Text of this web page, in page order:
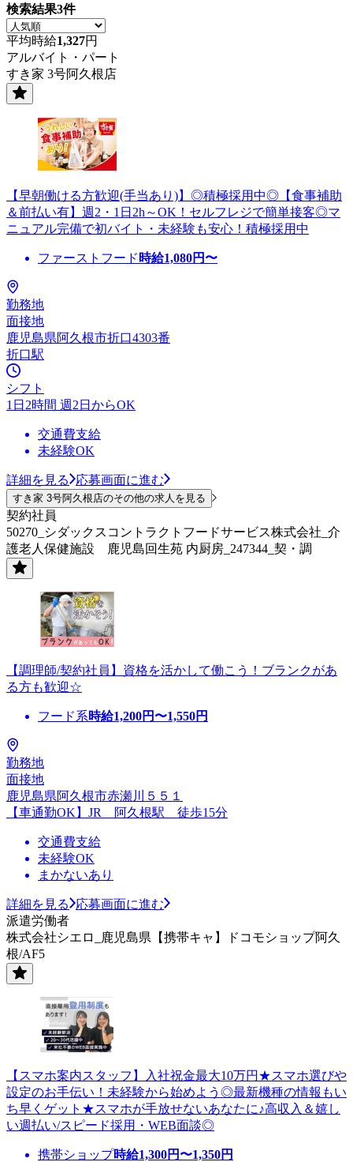
検索結果3件
平均時給1,327円
アルバイト・パート
すき家 3号阿久根店
【早朝働ける方歓迎(手当あり)】◎積極採用中◎【食事補助
＆前払い有】週2・1日2h～OK！セルフレジで簡単接客◎マ
ニュアル完備で初バイト・未経験も安心！積極採用中
ファーストフード 時給1,080円〜
勤務地
面接地
鹿児島県阿久根市折口4303番
折口駅
シフト
1日2時間 週2日からOK
交通費支給
未経験OK
詳細を見る 応募画面に進む
すき家 3号阿久根店のその他の求人を見る
契約社員
50270_シダックスコントラクトフードサービス株式会社_介
護老人保健施設 鹿児島回生苑 内厨房_247344_契・調
【調理師/契約社員】資格を活かして働こう！ブランクがあ
る方も歓迎☆
フード系時給1,200円〜1,550円
勤務地
面接地
鹿児島県阿久根市赤瀬川５５１
【車通勤OK】JR 阿久根駅 徒歩15分
交通費支給
未経験OK
まかないあり
詳細を見る
応募画面に進む
派遣労働者
株式会社シエロ_鹿児島県【携帯キャ】ドコモショップ阿久
根/AF5
【スマホ案内スタッフ】入社祝金最大10万円★スマホ選びや
設定のお手伝い！未経験から始めよう◎最新機種の情報もい
ち早くゲット★スマホが手放せないあなたに♪高収入＆嬉し
い週払い/スピード採用・WEB面談◎
携帯ショップ時給1,300円〜1,350円